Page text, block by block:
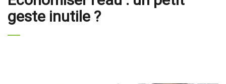
geste inutile ?